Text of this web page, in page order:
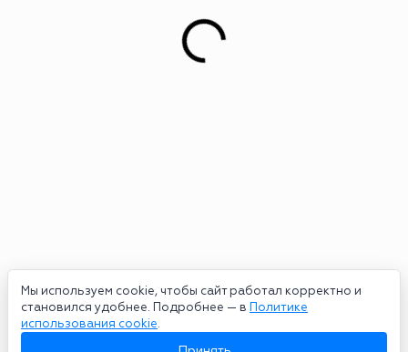
Мы используем cookie, чтобы сайт работал корректно и
становился удобнее. Подробнее — в Политике
использования cookie.